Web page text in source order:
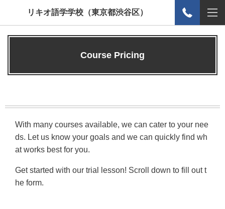
リキオ語学学校（東京都渋谷区）
Course Pricing
With many courses available, we can cater to your nee
ds. Let us know your goals and we can quickly find wh
at works best for you.
Get started with our trial lesson! Scroll down to fill out t
he form.